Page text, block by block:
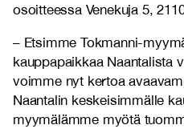
osoitteessa Venekuja 5,
– Etsimme Tokmanni-
kauppapaikkaa Naantalista
voimme nyt kertoa
Naantalin keskeisimmälle
myymälämme myötä